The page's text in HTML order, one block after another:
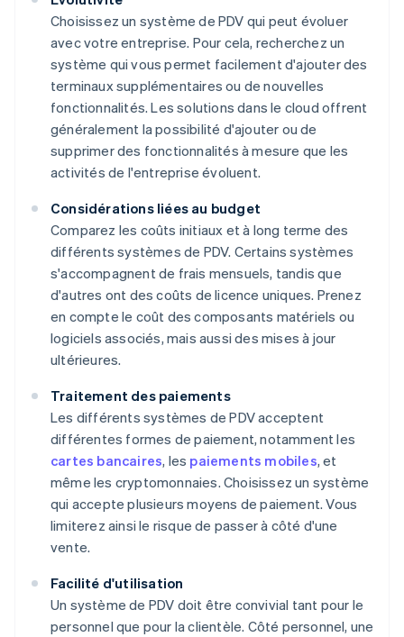
Choisissez un système de PDV qui peut évoluer
avec votre entreprise. Pour cela, recherchez un
système qui vous permet facilement d'ajouter des
terminaux supplémentaires ou de nouvelles
fonctionnalités. Les solutions dans le cloud offrent
généralement la possibilité d'ajouter ou de
supprimer des fonctionnalités à mesure que les
activités de l'entreprise évoluent.
Considérations liées au budget
Comparez les coûts initiaux et à long terme des
différents systèmes de PDV. Certains systèmes
s'accompagnent de frais mensuels, tandis que
d'autres ont des coûts de licence uniques. Prenez
en compte le coût des composants matériels ou
logiciels associés, mais aussi des mises à jour
ultérieures.
Traitement des paiements
Les différents systèmes de PDV acceptent
différentes formes de paiement, notamment les
cartes bancaires, les paiements mobiles, et
même les cryptomonnaies. Choisissez un système
qui accepte plusieurs moyens de paiement. Vous
limiterez ainsi le risque de passer à côté d'une
vente.
Facilité d'utilisation
Un système de PDV doit être convivial tant pour le
personnel que pour la clientèle. Côté personnel, une